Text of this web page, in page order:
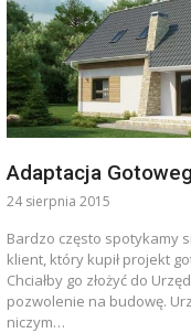
Adaptacja
24 sierpnia 2015
Bardzo często spotykamy
klient, który kupił projekt
Chciałby go złożyć do
pozwolenie na budowę.
niczym…